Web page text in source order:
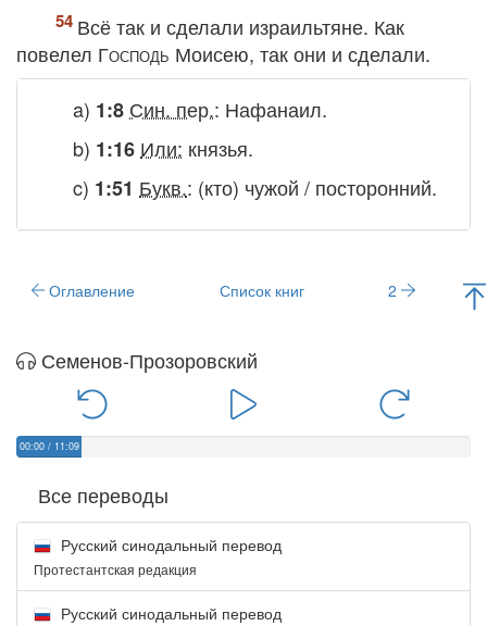
Всё так и сделали израильтяне. Как
повелел Господь Моисею, так они и сделали.
a) 1:8 Син. пер.: Нафанаил.
b) 1:16 Или: князья.
c) 1:51 Букв.: (кто) чужой / посторонний.
Оглавление Список книг 2
Семенов-Прозоровский
00:00 / 11:09
Все переводы
Русский синодальный перевод
Протестантская редакция
Русский синодальный перевод